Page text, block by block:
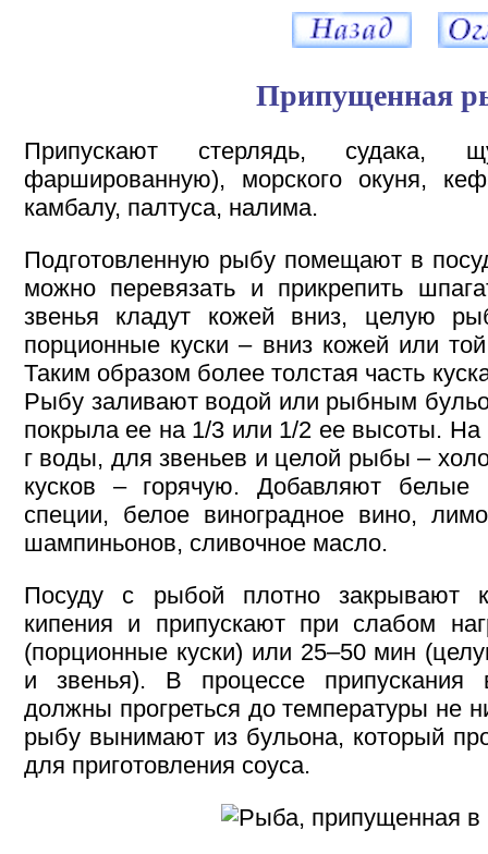
Припущенная
Припускают стерлядь,
фаршированную), морского окуня,
камбалу, палтуса, налима.
Подготовленную рыбу помещают в
можно перевязать и прикрепить
звенья кладут кожей вниз, целую
порционные куски – вниз кожей или
Таким образом более толстая часть
Рыбу заливают водой или рыбным
покрыла ее на 1/3 или 1/2 ее высоты. На
г воды, для звеньев и целой рыбы –
кусков – горячую. Добавляют белые
специи, белое виноградное вино,
шампиньонов, сливочное масло.
Посуду с рыбой плотно закрывают
кипения и припускают при слабом
(порционные куски) или 25–50 мин
и звенья). В процессе припускания
должны прогреться до температуры не
рыбу вынимают из бульона, который
для приготовления соуса.